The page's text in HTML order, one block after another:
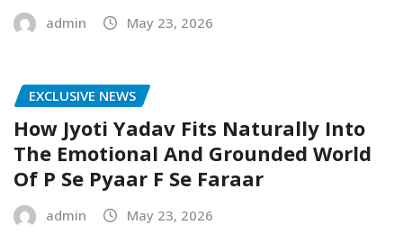
admin May 23, 2026
EXCLUSIVE NEWS
How Jyoti Yadav Fits Naturally Into
The Emotional And Grounded World
Of P Se Pyaar F Se Faraar
admin May 23, 2026